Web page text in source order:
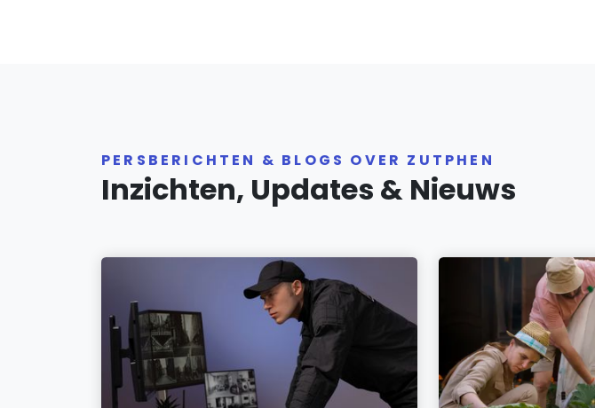
PERSBERICHTEN & BLOGS OVER ZUTPHEN
Inzichten, Updates & Nieuws